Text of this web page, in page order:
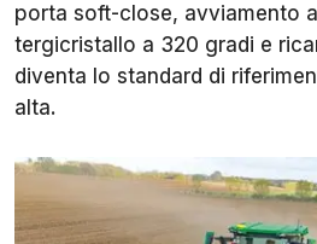
porta soft-close, avviamento
tergicristallo a 320 gradi e
diventa lo standard di
alta.